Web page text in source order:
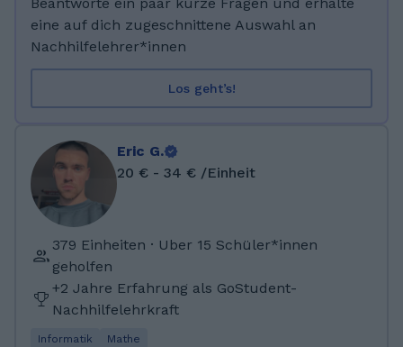
Gebiet der Allgemeinen und Digitalen Forensik
als einer der besten meines Studiengangs
abgeschlossen (Abschlussnote 1,4). Davor
habe ich mein Abitur am Bernhard von Cotta
Gymnasium in Brand Erbisdorf erworben
eine auf dich zugeschnittene Auswahl an
Nachhilfelehrer*innen
Los geht’s!
Eric G.
20 € - 34 € /Einheit
379 Einheiten · Uber 15 Schüler*innen
geholfen
+2 Jahre Erfahrung als GoStudent-
Nachhilfelehrkraft
Informatik Mathe